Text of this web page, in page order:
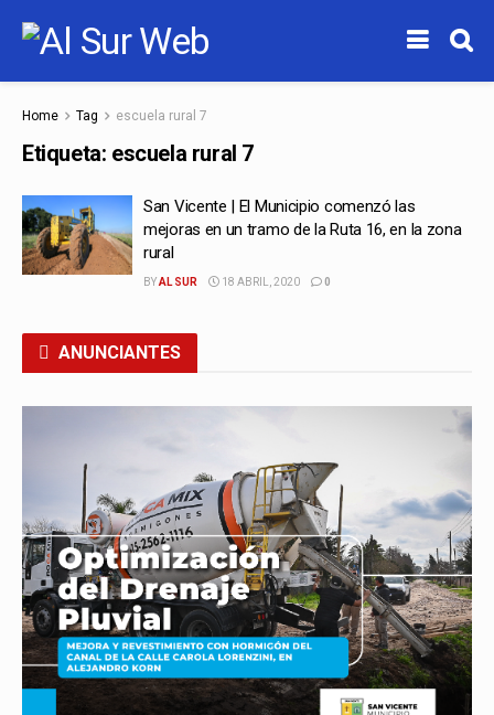
Home Tag escuela rural 7
Etiqueta: escuela rural 7
San Vicente | El Municipio comenzó las
mejoras en un tramo de la Ruta 16, en la zona
rural
BYAL SUR 18 ABRIL, 2020 0
ANUNCIANTES